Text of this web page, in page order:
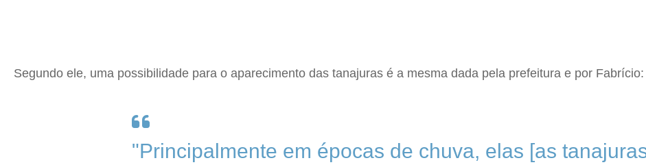
Segundo ele, uma possibilidade para o aparecimento das tanajuras é a mesma dada pela prefeitura e por
"Principalmente em épocas de chuva, elas [as